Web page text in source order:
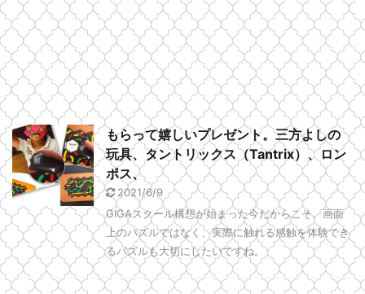
もらって嬉しいプレゼント。三方よしの
玩具、タントリックス（Tantrix）、ロン
ポス、
2021/6/9
GIGAスクール構想が始まった今だからこそ、画面
上のパズルではなく、実際に触れる感触を体験でき
るパズルも大切にしたいですね。